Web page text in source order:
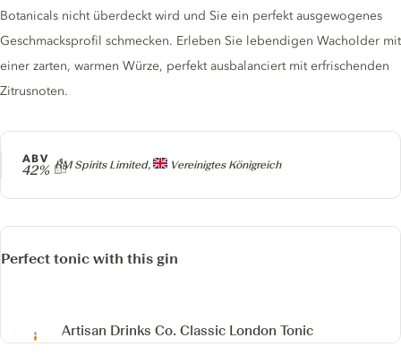
Producer
RM Spirits Limited, Vereinigtes Königreich
ABV
42%
Botanicals nicht überdeckt wird und Sie ein perfekt ausgewogenes
Geschmacksprofil schmecken. Erleben Sie lebendigen Wacholder mit
einer zarten, warmen Würze, perfekt ausbalanciert mit erfrischenden
Zitrusnoten.
Perfect tonic with this gin
Artisan Drinks Co. Classic London Tonic